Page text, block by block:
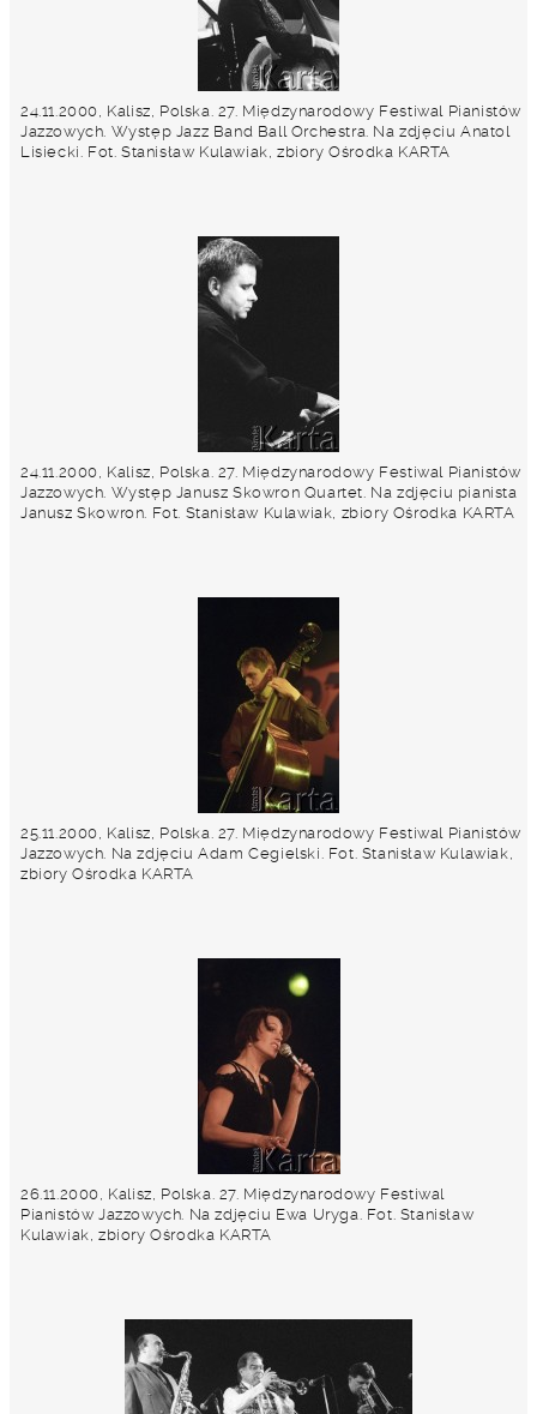
24.11.2000, Kalisz, Polska. 27. Międzynarodowy Festiwal Pianistów
Jazzowych. Występ Jazz Band Ball Orchestra. Na zdjęciu Anatol
Lisiecki. Fot. Stanisław Kulawiak, zbiory Ośrodka KARTA
24.11.2000, Kalisz, Polska. 27. Międzynarodowy Festiwal Pianistów
Jazzowych. Występ Janusz Skowron Quartet. Na zdjęciu pianista
Janusz Skowron. Fot. Stanisław Kulawiak, zbiory Ośrodka KARTA
25.11.2000, Kalisz, Polska. 27. Międzynarodowy Festiwal Pianistów
Jazzowych. Na zdjęciu Adam Cegielski. Fot. Stanisław Kulawiak,
zbiory Ośrodka KARTA
26.11.2000, Kalisz, Polska. 27. Międzynarodowy Festiwal
Pianistów Jazzowych. Na zdjęciu Ewa Uryga. Fot. Stanisław
Kulawiak, zbiory Ośrodka KARTA